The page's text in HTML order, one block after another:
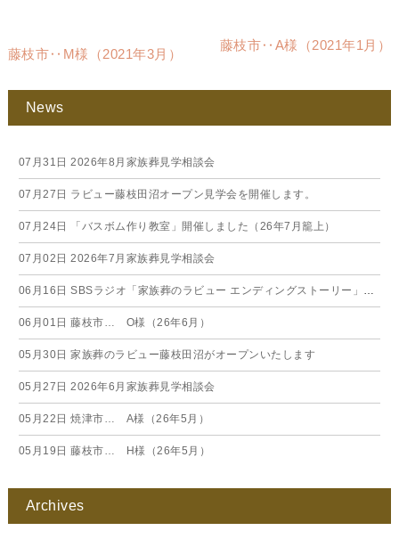
藤枝市‥M様（2021年3月）
藤枝市‥A様（2021年1月）
News
07月31日 2026年8月家族葬見学相談会
07月27日 ラビュー藤枝田沼オープン見学会を開催します。
07月24日 「バスボム作り教室」開催しました（26年7月籠上）
07月02日 2026年7月家族葬見学相談会
06月16日 SBSラジオ「家族葬のラビュー エンディングストーリー」に弊社スタッフが出演いたしました（26年6月）
06月01日 藤枝市… O様（26年6月）
05月30日 家族葬のラビュー藤枝田沼がオープンいたします
05月27日 2026年6月家族葬見学相談会
05月22日 焼津市… A様（26年5月）
05月19日 藤枝市… H様（26年5月）
Archives